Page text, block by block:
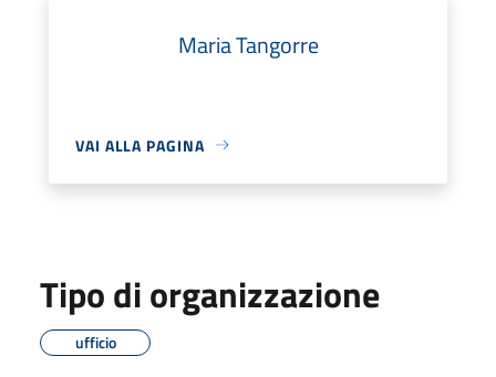
Maria Tangorre
VAI ALLA PAGINA
Tipo di organizzazione
ufficio